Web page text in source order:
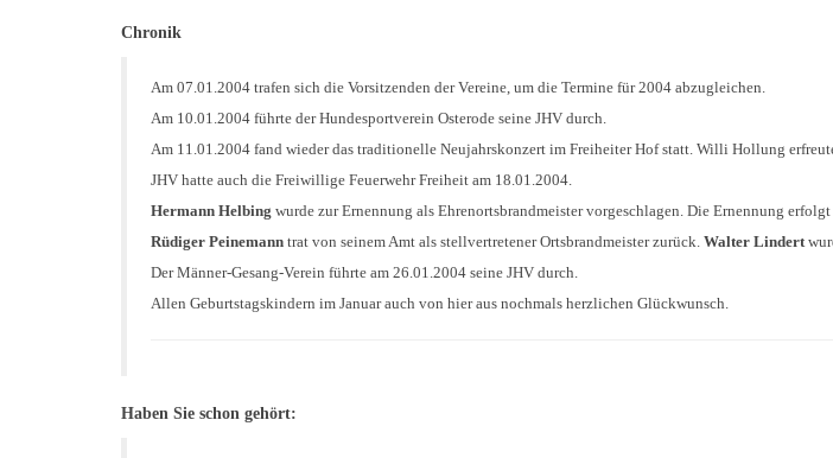
Chronik
Am 07.01.2004 trafen sich die Vorsitzenden der Vereine, um die Termine für 2004 abzugleichen.
Am 10.01.2004 führte der Hundesportverein Osterode seine JHV durch.
Am 11.01.2004 fand wieder das traditionelle Neujahrskonzert im Freiheiter Hof statt. Willi Hollung
JHV hatte auch die Freiwillige Feuerwehr Freiheit am 18.01.2004.
Hermann Helbing wurde zur Ernennung als Ehrenortsbrandmeister vorgeschlagen. Die Ernennung erfolgt
Rüdiger Peinemann trat von seinem Amt als stellvertretener Ortsbrandmeister zurück. Walter Lindert
Der Männer-Gesang-Verein führte am 26.01.2004 seine JHV durch.
Allen Geburtstagskindern im Januar auch von hier aus nochmals herzlichen Glückwunsch.
Haben Sie schon gehört: